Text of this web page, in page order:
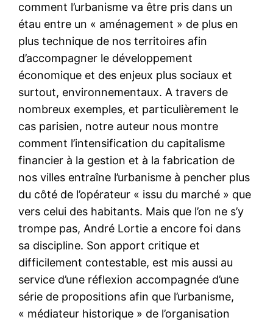
comment l’urbanisme va être pris dans un
étau entre un « aménagement » de plus en
plus technique de nos territoires afin
d’accompagner le développement
économique et des enjeux plus sociaux et
surtout, environnementaux. A travers de
nombreux exemples, et particulièrement le
cas parisien, notre auteur nous montre
comment l’intensification du capitalisme
financier à la gestion et à la fabrication de
nos villes entraîne l’urbanisme à pencher plus
du côté de l’opérateur « issu du marché » que
vers celui des habitants. Mais que l’on ne s’y
trompe pas, André Lortie a encore foi dans
sa discipline. Son apport critique et
difficilement contestable, est mis aussi au
service d’une réflexion accompagnée d’une
série de propositions afin que l’urbanisme,
« médiateur historique » de l’organisation